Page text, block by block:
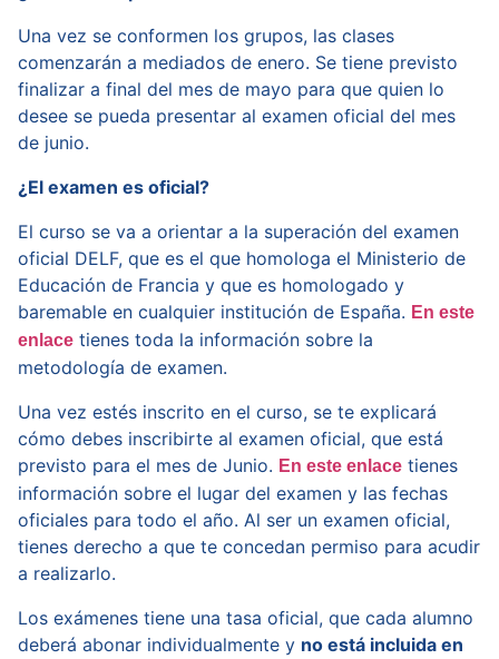
Una vez se conformen los grupos, las clases
comenzarán a mediados de enero. Se tiene previsto
finalizar a final del mes de mayo para que quien lo
desee se pueda presentar al examen oficial del mes
de junio.
¿El examen es oficial?
El curso se va a orientar a la superación del examen
oficial DELF, que es el que homologa el Ministerio de
Educación de Francia y que es homologado y
baremable en cualquier institución de España. En este
enlace tienes toda la información sobre la
metodología de examen.
Una vez estés inscrito en el curso, se te explicará
cómo debes inscribirte al examen oficial, que está
previsto para el mes de Junio. En este enlace tienes
información sobre el lugar del examen y las fechas
oficiales para todo el año. Al ser un examen oficial,
tienes derecho a que te concedan permiso para acudir
a realizarlo.
Los exámenes tiene una tasa oficial, que cada alumno
deberá abonar individualmente y no está incluida en